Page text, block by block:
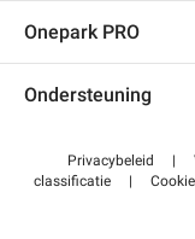
Onepark PRO
Word partner van
Ondersteuning
Helpcentrum
Privacybeleid |
classificatie
|